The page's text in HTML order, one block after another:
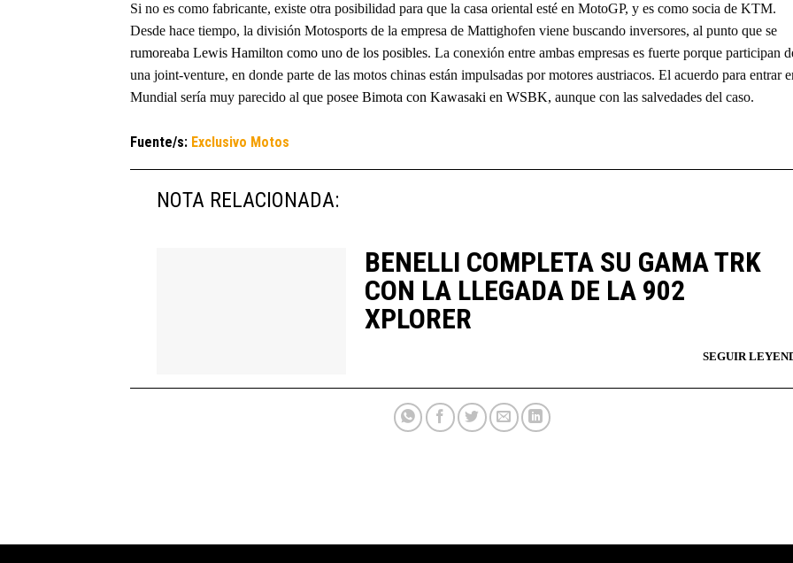
Si no es como fabricante, existe otra posibilidad para que la casa oriental esté en MotoGP, y es como socia de KTM.
Desde hace tiempo, la división Motosports de la empresa de Mattighofen viene buscando inversores, al punto que se
rumoreaba Lewis Hamilton como uno de los posibles. La conexión entre ambas empresas es fuerte porque participan
una joint-venture, en donde parte de las motos chinas están impulsadas por motores austriacos. El acuerdo para entrar
Mundial sería muy parecido al que posee Bimota con Kawasaki en WSBK, aunque con las salvedades del caso.
Fuente/s: Exclusivo Motos
NOTA RELACIONADA:
BENELLI COMPLETA SU GAMA TRK
CON LA LLEGADA DE LA 902
XPLORER